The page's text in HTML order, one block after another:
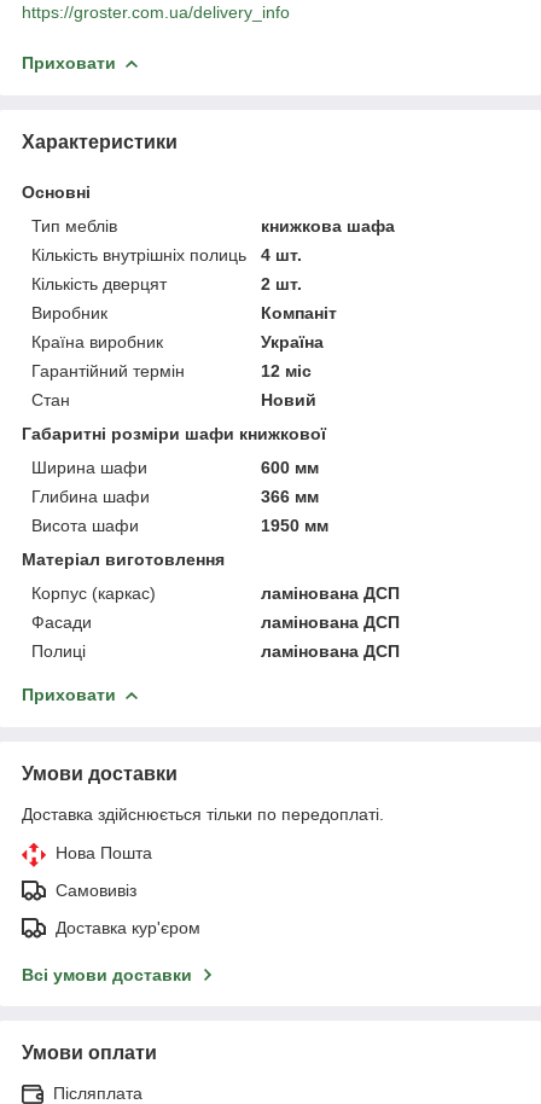
https://groster.com.ua/delivery_info
Приховати
Характеристики
Основні
Тип меблів
книжкова шафа
Кількість внутрішніх полиць
4 шт.
Кількість дверцят
2 шт.
Виробник
Компаніт
Країна виробник
Україна
Гарантійний термін
12 міс
Стан
Новий
Габаритні розміри шафи книжкової
Ширина шафи
600 мм
Глибина шафи
366 мм
Висота шафи
1950 мм
Матеріал виготовлення
Корпус (каркас)
ламінована ДСП
Фасади
ламінована ДСП
Полиці
ламінована ДСП
Приховати
Умови доставки
Доставка здійснюється тільки по передоплаті.
Нова Пошта
Самовивіз
Доставка кур'єром
Всі умови доставки
Умови оплати
Післяплата